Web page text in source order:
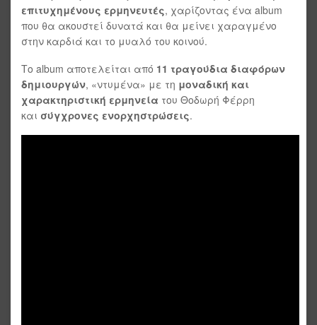
επιτυχημένους ερμηνευτές, χαρίζοντας ένα album
που θα ακουστεί δυνατά και θα μείνει χαραγμένο
στην καρδιά και το μυαλό του κοινού.
Το album αποτελείται από 11 τραγούδια διαφόρων
δημιουργών, «ντυμένα» με τη μοναδική και
χαρακτηριστική ερμηνεία του Θοδωρή Φέρρη
και σύγχρονες ενορχηστρώσεις.